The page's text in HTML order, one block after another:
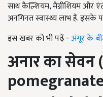
साथ कैल्शियम, मैग्नीशियम और
अनगिनत स्वास्थ्य लाभ हैं. इसके
इस खबर को भी पढ़ें -अंगूर के
अनार का सेवन (